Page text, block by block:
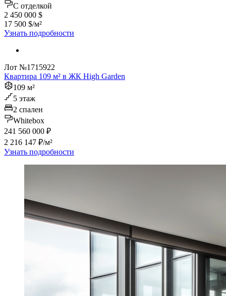
C отделкой
2 450 000 $
17 500 $/м²
Узнать подробности
Лот №1715922
Квартира 109 м² в ЖК High Garden
109 м²
5 этаж
2 спален
Whitebox
241 560 000 ₽
2 216 147 ₽/м²
Узнать подробности